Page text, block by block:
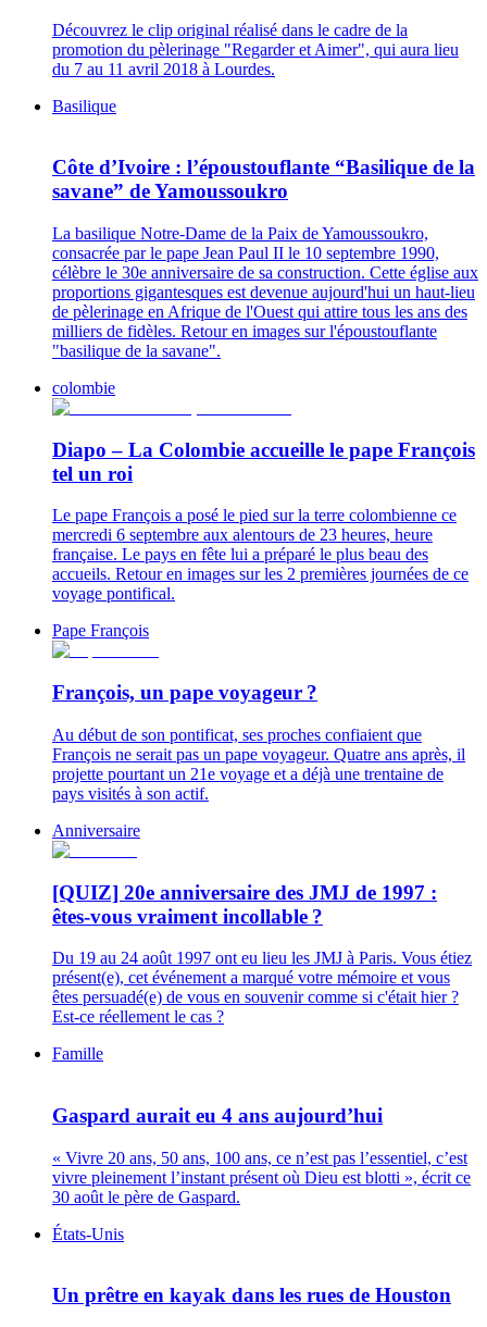
Découvrez le clip original réalisé dans le cadre de la
promotion du pèlerinage "Regarder et Aimer", qui aura lieu
du 7 au 11 avril 2018 à Lourdes.
Basilique
Côte d’Ivoire : l’époustouflante “Basilique de la
savane” de Yamoussoukro
La basilique Notre-Dame de la Paix de Yamoussoukro,
consacrée par le pape Jean Paul II le 10 septembre 1990,
célèbre le 30e anniversaire de sa construction. Cette église aux
proportions gigantesques est devenue aujourd'hui un haut-lieu
de pèlerinage en Afrique de l'Ouest qui attire tous les ans des
milliers de fidèles. Retour en images sur l'époustouflante
"basilique de la savane".
colombie
Diapo – La Colombie accueille le pape François
tel un roi
Le pape François a posé le pied sur la terre colombienne ce
mercredi 6 septembre aux alentours de 23 heures, heure
française. Le pays en fête lui a préparé le plus beau des
accueils. Retour en images sur les 2 premières journées de ce
voyage pontifical.
Pape François
François, un pape voyageur ?
Au début de son pontificat, ses proches confiaient que
François ne serait pas un pape voyageur. Quatre ans après, il
projette pourtant un 21e voyage et a déjà une trentaine de
pays visités à son actif.
Anniversaire
[QUIZ] 20e anniversaire des JMJ de 1997 :
êtes-vous vraiment incollable ?
Du 19 au 24 août 1997 ont eu lieu les JMJ à Paris. Vous étiez
présent(e), cet événement a marqué votre mémoire et vous
êtes persuadé(e) de vous en souvenir comme si c'était hier ?
Est-ce réellement le cas ?
Famille
Gaspard aurait eu 4 ans aujourd’hui
« Vivre 20 ans, 50 ans, 100 ans, ce n’est pas l’essentiel, c’est
vivre pleinement l’instant présent où Dieu est blotti », écrit ce
30 août le père de Gaspard.
États-Unis
Un prêtre en kayak dans les rues de Houston